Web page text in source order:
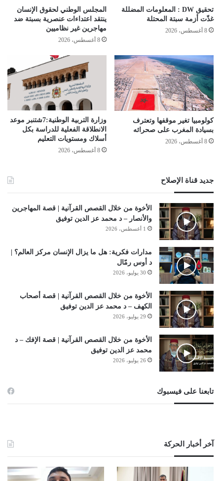
تحقيق DW : المعلومات المضللة
غذّت أزمة سبتة المحتلة
8 أغسطس، 2026
المجلس الوطني لحقوق الإنسان
ينتقد اعتداءات عنصرية بسبتة ضد
مهاجرين غير نظاميين
8 أغسطس، 2026
كولومبيا تغير موقفها وتعترف
بسيادة المغرب على صحرائه
8 أغسطس، 2026
وزارة التربية الوطنية:7شتنبر موعد
الانطلاقة الفعلیة للدراسة بكل
أسلاك ومستویات التعلیم
8 أغسطس، 2026
جديد قناة الإصلاح
الأخوة من خلال القصص القرآنية | قصة المهاجرين
والأنصار – د محمد عز الدين توفيق
1 أغسطس، 2026
مدارات فكرية: هل ما يزال الإنسان مركز العالم؟ |
د أوس رمّال
30 يوليو، 2026
الأخوة من خلال القصص القرآنية | قصة أصحاب
الكهف – د محمد عز الدين توفيق
29 يوليو، 2026
الأخوة من خلال القصص القرآنية | قصة الإفك – د
محمد عز الدين توفيق
26 يوليو، 2026
تابعنا على فيسبوك
آخر أخبار الحركة